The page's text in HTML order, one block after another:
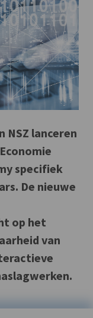
NSZ lanceren
specifiek
De nieuwe
op het
van